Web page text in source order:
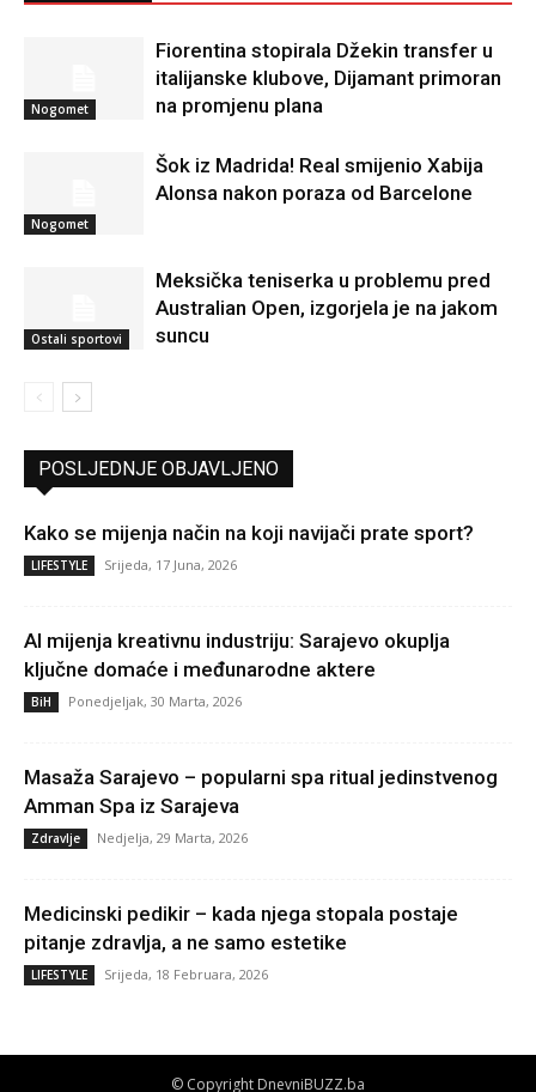
Nogomet
Fiorentina stopirala Džekin transfer u
italijanske klubove, Dijamant primoran
na promjenu plana
Nogomet
Šok iz Madrida! Real smijenio Xabija
Alonsa nakon poraza od Barcelone
Ostali sportovi
Meksička teniserka u problemu pred
Australian Open, izgorjela je na jakom
suncu
POSLJEDNJE OBJAVLJENO
Kako se mijenja način na koji navijači prate sport?
LIFESTYLE Srijeda, 17 Juna, 2026
AI mijenja kreativnu industriju: Sarajevo okuplja
ključne domaće i međunarodne aktere
BiH Ponedjeljak, 30 Marta, 2026
Masaža Sarajevo – popularni spa ritual jedinstvenog
Amman Spa iz Sarajeva
Zdravlje Nedjelja, 29 Marta, 2026
Medicinski pedikir – kada njega stopala postaje
pitanje zdravlja, a ne samo estetike
LIFESTYLE Srijeda, 18 Februara, 2026
© Copyright DnevniBUZZ.ba